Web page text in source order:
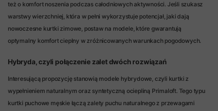
też o komfort noszenia podczas całodniowych aktywności. Jeśli szukasz
warstwy wierzchniej, która w pełni wykorzystuje potencjał, jaki dają
nowoczesne kurtki zimowe, postaw na modele, które gwarantują
optymalny komfort cieplny w zróżnicowanych warunkach pogodowych.
Hybryda, czyli połączenie zalet dwóch rozwiązań
Interesującą propozycję stanowią modele hybrydowe, czyli kurtki z
wypełnieniem naturalnym oraz syntetyczną ociepliną Primaloft. Tego typu
kurtki puchowe męskie łączą zalety puchu naturalnego z przewagami